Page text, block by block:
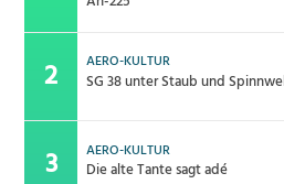
AERO-KULTUR
SG 38 unter Staub und
AERO-KULTUR
Die alte Tante sagt adé